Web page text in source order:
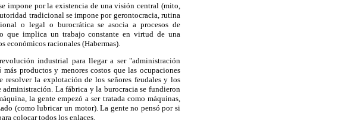
impone por la existencia de una visión central (mito,
tradicional se impone por gerontocracia, rutina
o legal o burocrática se asocia a procesos de
que implica un trabajo constante en virtud de una
económicos racionales (Habermas).
industrial para llegar a ser "administración
productos y menores costos que las ocupaciones
resolver la explotación de los señores feudales y los
La fábrica y la burocracia se fundieron
la gente empezó a ser tratada como máquinas,
(como lubricar un motor). La gente no pensó por si
colocar todos los enlaces.